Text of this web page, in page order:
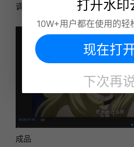
调整好了之后就达到去水印的目的
成品
打开水印
10W+用户都在使用的轻
现在打
下次再